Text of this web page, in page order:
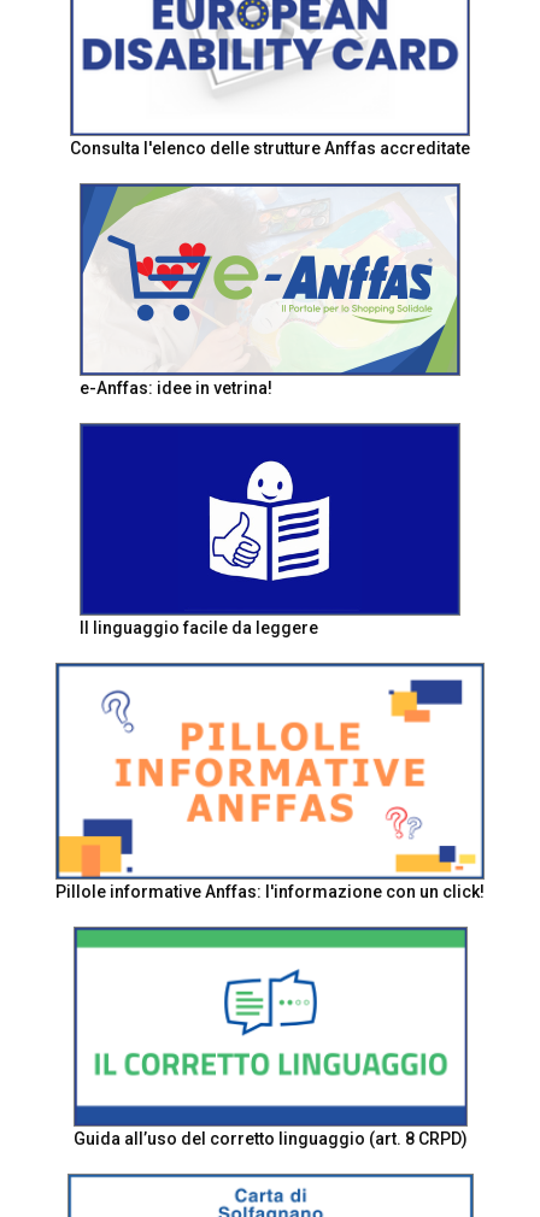
Consulta l'elenco delle strutture Anffas accreditate
e-Anffas: idee in vetrina!
Il linguaggio facile da leggere
Pillole informative Anffas: l'informazione con un click!
Guida all’uso del corretto linguaggio (art. 8 CRPD)